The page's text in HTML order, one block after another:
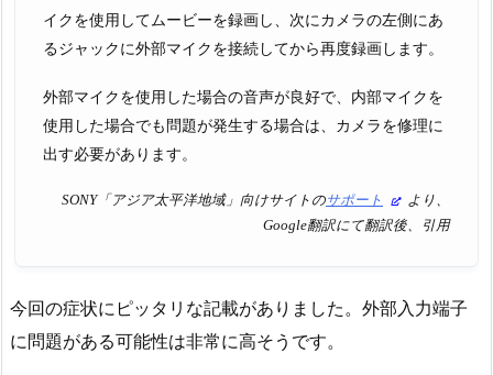
イクを使用してムービーを録画し、次にカメラの左側にあ
るジャックに外部マイクを接続してから再度録画します。
外部マイクを使用した場合の音声が良好で、内部マイクを
使用した場合でも問題が発生する場合は、カメラを修理に
出す必要があります。
SONY「アジア太平洋地域」向けサイトのサポート
より、
Google翻訳にて翻訳後、引用
今回の症状にピッタリな記載がありました。外部入力端子
に問題がある可能性は非常に高そうです。